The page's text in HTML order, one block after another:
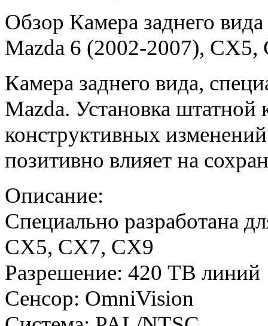
Обзор Камера заднего
Mazda 6 (2002-2007), CX5,
Камера заднего вида,
Mazda. Установка штатной
конструктивных
позитивно влияет на
Описание:
Специально разработана
CX5, CX7, CX9
Разрешение: 420 ТВ линий
Сенсор: OmniVision